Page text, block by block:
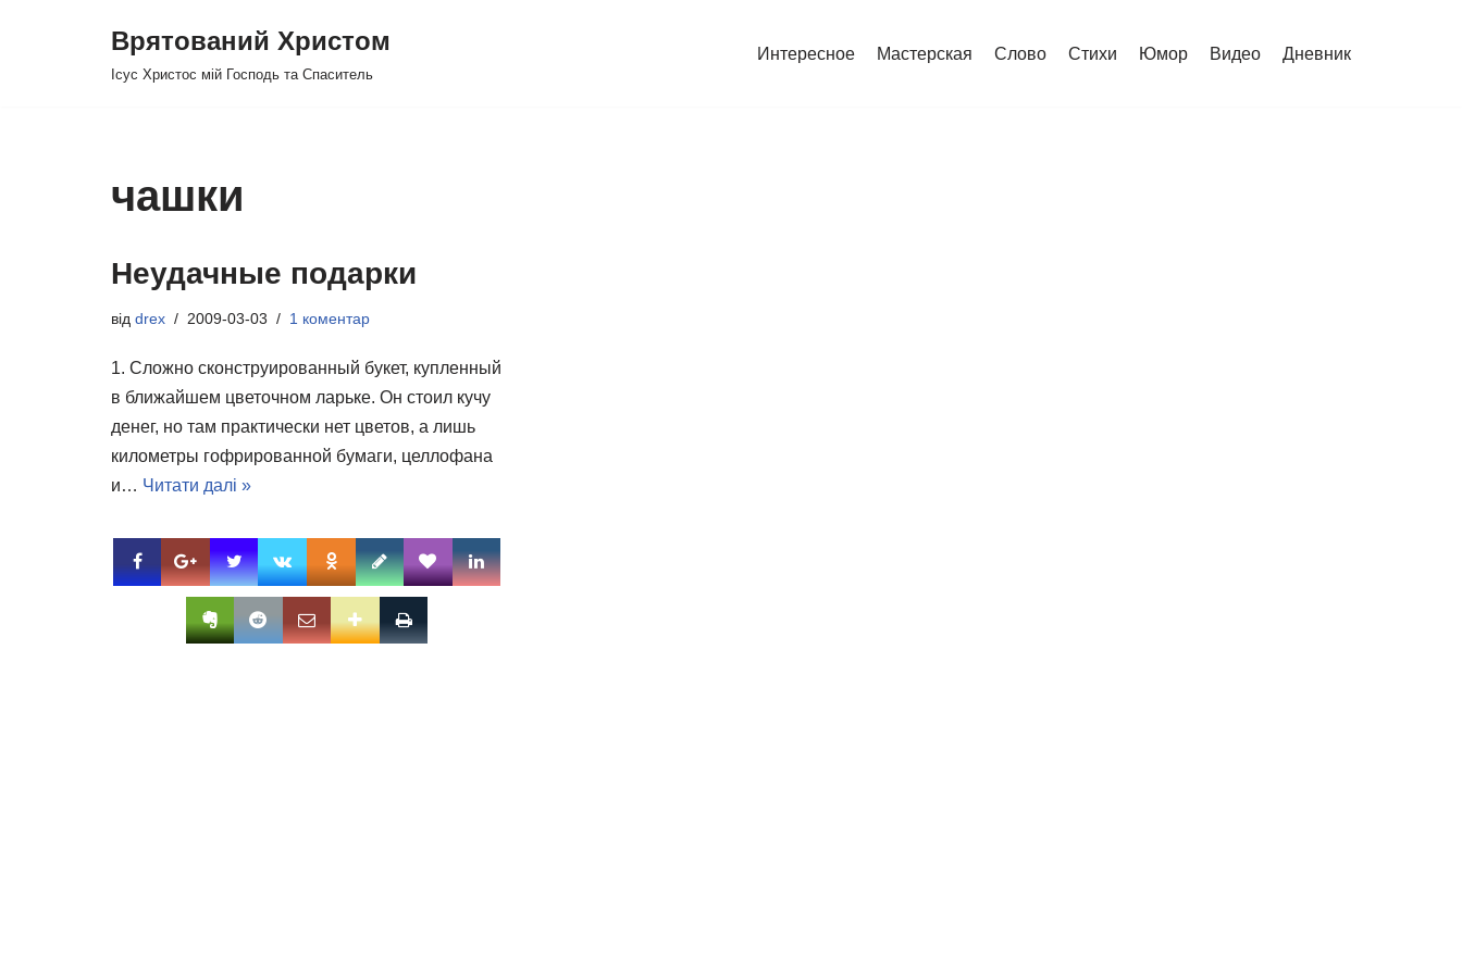
Врятований Христом
Ісус Христос мій Господь та Спаситель
Интересное Мастерская Слово Стихи Юмор Видео Дневник
чашки
Неудачные подарки
від drex 2009-03-03 1 коментар
1. Сложно сконструированный букет, купленный
в ближайшем цветочном ларьке. Он стоил кучу
денег, но там практически нет цветов, а лишь
километры гофрированной бумаги, целлофана
и… Читати далі »